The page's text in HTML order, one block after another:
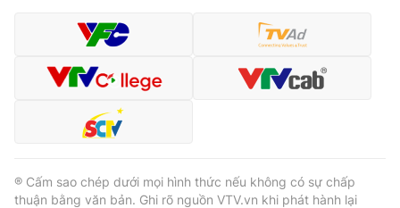
® Cấm sao chép dưới mọi hình thức nếu không có sự chấp
thuận bằng văn bản. Ghi rõ nguồn VTV.vn khi phát hành lại